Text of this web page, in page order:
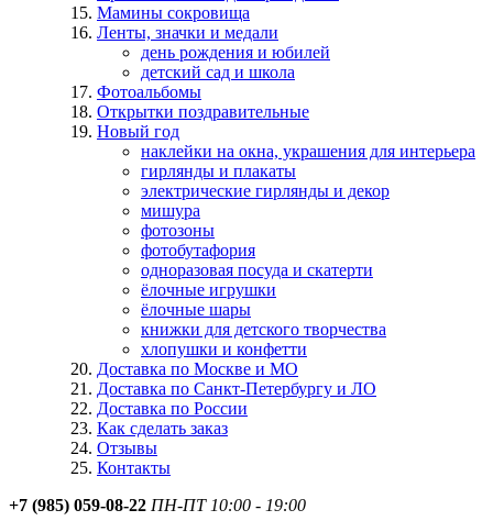
Мамины сокровища
Ленты, значки и медали
день рождения и юбилей
детский сад и школа
Фотоальбомы
Открытки поздравительные
Новый год
наклейки на окна, украшения для интерьера
гирлянды и плакаты
электрические гирлянды и декор
мишура
фотозоны
фотобутафория
одноразовая посуда и скатерти
ёлочные игрушки
ёлочные шары
книжки для детского творчества
хлопушки и конфетти
Доставка по Москве и МО
Доставка по Санкт-Петербургу и ЛО
Доставка по России
Как сделать заказ
Отзывы
Контакты
+7 (985) 059-08-22 ПН-ПТ 10:00 - 19:00